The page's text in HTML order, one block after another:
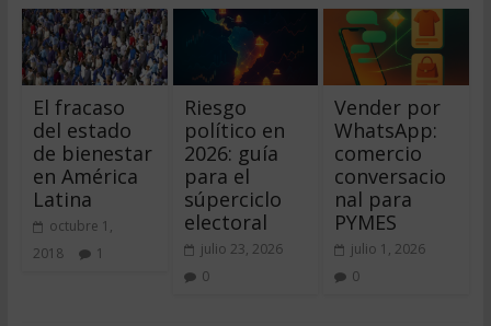
El fracaso
del estado
de bienestar
en América
Latina
octubre 1,
2018
1
Riesgo
político en
2026: guía
para el
súperciclo
electoral
julio 23, 2026
0
Vender por
WhatsApp:
comercio
conversacio
nal para
PYMES
julio 1, 2026
0